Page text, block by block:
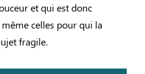
et qui est donc
celles pour qui la
fragile.